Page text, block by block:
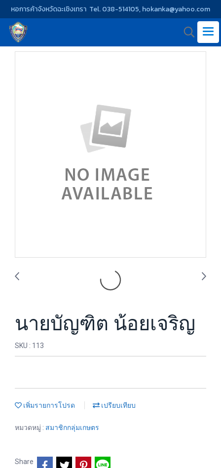
หอการค้าจังหวัดฉะเชิงเทรา Tel. 038-514105, hokanka@yahoo.com
นายบัญฑิต น้อยเจริญ
SKU : 113
เพิ่มรายการโปรด เปรียบเทียบ
หมวดหมู่ : สมาชิกกลุ่มเกษตร
Share